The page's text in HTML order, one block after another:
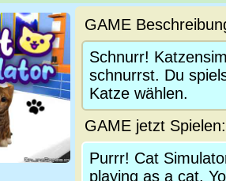
GAME
Schnurr!
schnurrst. Du
Katze wählen.
GAME jetzt
Purrr! Cat
playing as a cat.